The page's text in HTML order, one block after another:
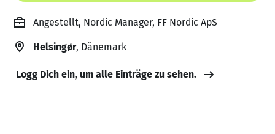
Angestellt, Nordic Manager, FF Nordic ApS
Helsingør, Dänemark
Logg Dich ein, um alle Einträge zu sehen.